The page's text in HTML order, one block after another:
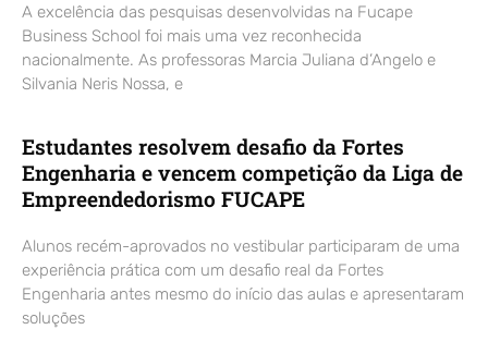
A excelência das pesquisas desenvolvidas na Fucape
Business School foi mais uma vez reconhecida
nacionalmente. As professoras Marcia Juliana d’Angelo e
Silvania Neris Nossa, e
Estudantes resolvem desafio da Fortes
Engenharia e vencem competição da Liga de
Empreendedorismo FUCAPE
Alunos recém-aprovados no vestibular participaram de uma
experiência prática com um desafio real da Fortes
Engenharia antes mesmo do início das aulas e apresentaram
soluções